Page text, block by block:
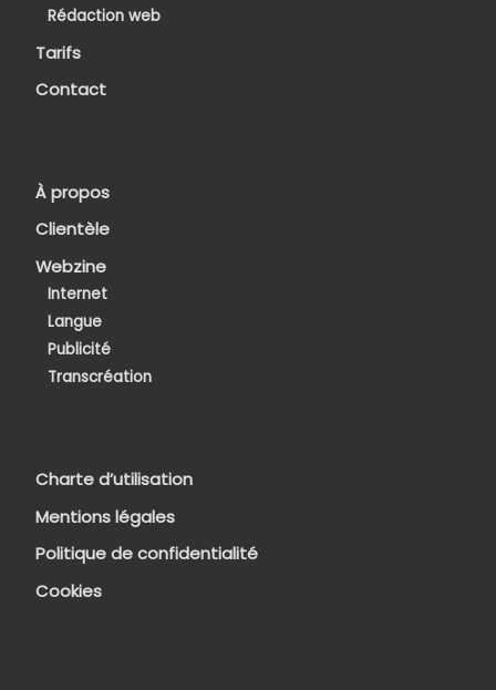
Rédaction web
Tarifs
Contact
À propos
Clientèle
Webzine
Internet
Langue
Publicité
Transcréation
Charte d’utilisation
Mentions légales
Politique de confidentialité
Cookies